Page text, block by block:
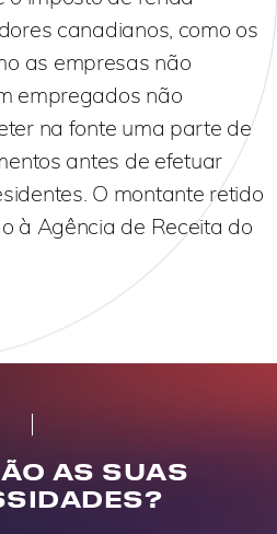
canadianos, como os
as empresas não
empregados não
na fonte uma parte de
antes de efetuar
O montante retido
à Agência de Receita do
AS SUAS